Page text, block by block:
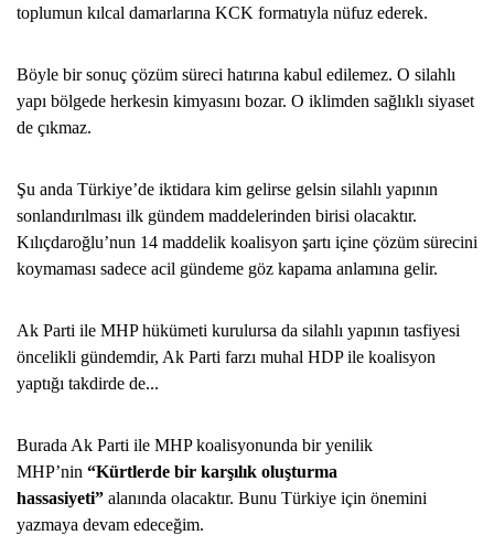
toplumun kılcal damarlarına KCK formatıyla nüfuz ederek.
Böyle bir sonuç çözüm süreci hatırına kabul edilemez. O silahlı
yapı bölgede herkesin kimyasını bozar. O iklimden sağlıklı siyaset
de çıkmaz.
Şu anda Türkiye’de iktidara kim gelirse gelsin silahlı yapının
sonlandırılması ilk gündem maddelerinden birisi olacaktır.
Kılıçdaroğlu’nun 14 maddelik koalisyon şartı içine çözüm sürecini
koymaması sadece acil gündeme göz kapama anlamına gelir.
Ak Parti ile MHP hükümeti kurulursa da silahlı yapının tasfiyesi
öncelikli gündemdir, Ak Parti farzı muhal HDP ile koalisyon
yaptığı takdirde de...
Burada Ak Parti ile MHP koalisyonunda bir yenilik
MHP’nin “Kürtlerde bir karşılık oluşturma
hassasiyeti” alanında olacaktır. Bunu Türkiye için önemini
yazmaya devam edeceğim.